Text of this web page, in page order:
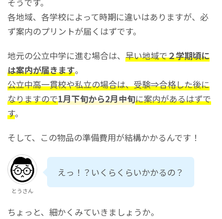
各地域、各学校によって時期に違いはありますが、必
ず案内のプリントが届くはずです。
地元の公立中学に進む場合は、 早い地域で２学期頃に
は案内が届きます。
公立中高一貫校や私立の場合は、受験⇒合格した後に
なりますので1月下旬から2月中旬に案内があるはずで
す。
そして、この物品の準備費用が結構かかるんです！
とうさん
えっ！？いくらくらいかかるの？
ちょっと、細かくみていきましょうか。